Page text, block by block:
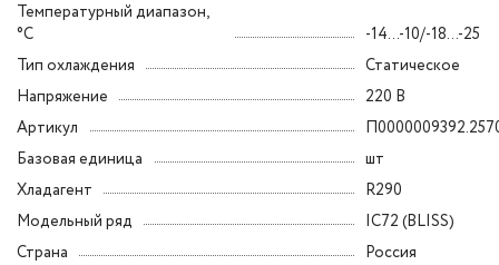
Температурный диапазон,
°C
-14...-10/-18...-25
Тип охлаждения
Статическое
Напряжение
220 В
Артикул
Базовая единица
шт
Хладагент
R290
Модельный ряд
IC72 (BLISS)
Страна
Россия